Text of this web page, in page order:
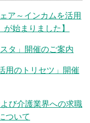
ア～インカムを活用
始まりました】
」開催のご案内
用のトリセツ」開催
び介護業界への求職
ついて